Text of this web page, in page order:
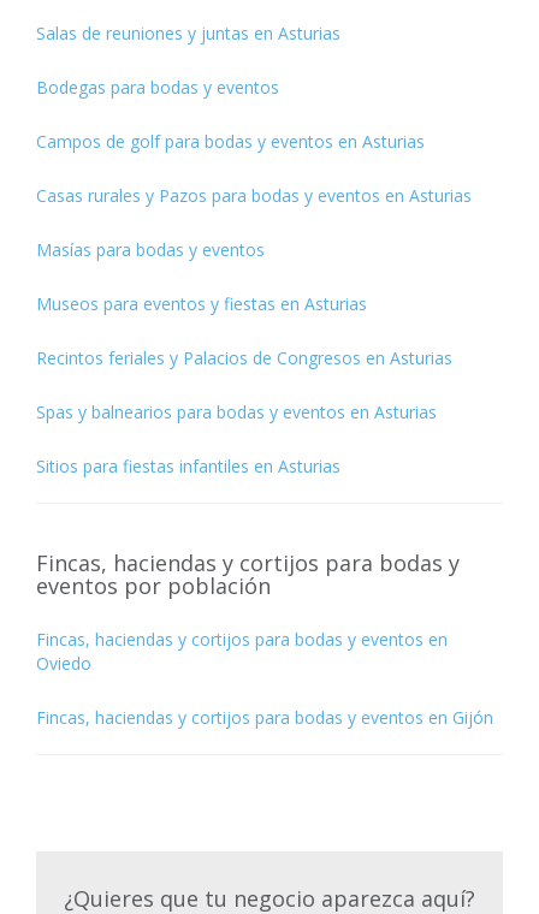
Salas de reuniones y juntas en Asturias
Bodegas para bodas y eventos
Campos de golf para bodas y eventos en Asturias
Casas rurales y Pazos para bodas y eventos en Asturias
Masías para bodas y eventos
Museos para eventos y fiestas en Asturias
Recintos feriales y Palacios de Congresos en Asturias
Spas y balnearios para bodas y eventos en Asturias
Sitios para fiestas infantiles en Asturias
Fincas, haciendas y cortijos para bodas y
eventos por población
Fincas, haciendas y cortijos para bodas y eventos en
Oviedo
Fincas, haciendas y cortijos para bodas y eventos en Gijón
¿Quieres que tu negocio aparezca aquí?